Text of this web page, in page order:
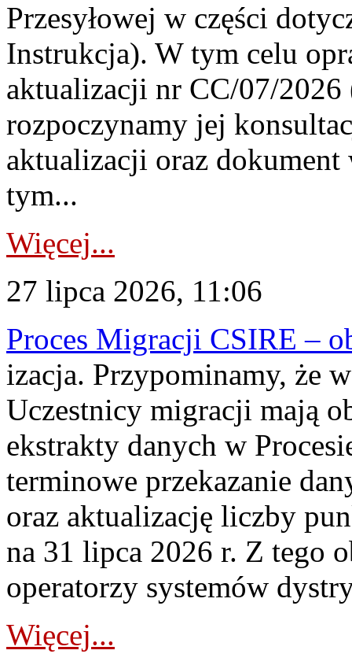
Przesyłowej w części
Instrukcja). W tym celu
aktualizacji nr CC/07/
rozpoczynamy jej
aktualizacji oraz
tym...
Więcej...
27 lipca 2026, 11:06
Proces Migracji CSIRE –
izacja. Przypominamy, że
Uczestnicy migracji mają
ekstrakty danych w
terminowe przekazanie
oraz aktualizację liczby
na 31 lipca 2026 r. Z tego
operatorzy systemów
Więcej...